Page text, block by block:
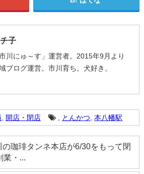
子
市川にゅ～す」運営者。2015年9月より
ブログ運営。市川育ち。犬好き。
, 開店・閉店 , とんかつ 本八幡駅
珈琲タンネ本店が6/30をもって閉
業・...